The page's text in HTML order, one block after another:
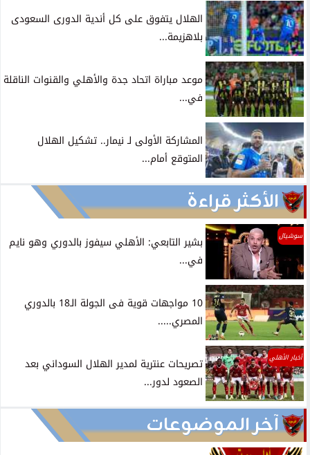
الهلال يتفوق على كل أندية الدورى السعودى
بلاهزيمة...
موعد مباراة اتحاد جدة والأهلي والقنوات الناقلة
في...
المشاركة الأولى لـ نيمار.. تشكيل الهلال
المتوقع أمام...
الأكثر قراءة
سوشيال
بشير التابعي: الأهلي سيفوز بالدوري وهو نايم
في...
10 مواجهات قوية فى الجولة الـ18 بالدوري
المصري.....
أخبار الأهلي
تصريحات عنترية لمدير الهلال السوداني بعد
الصعود لدور...
آخر الموضوعات